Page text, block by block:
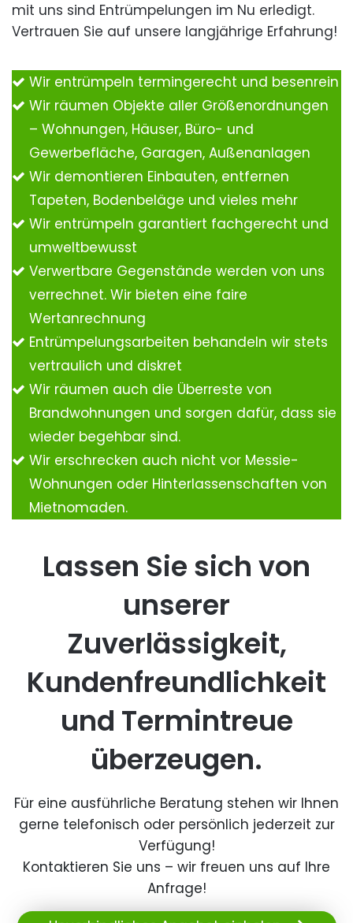
mit uns sind Entrümpelungen im Nu erledigt.
Vertrauen Sie auf unsere langjährige Erfahrung!
Wir entrümpeln termingerecht und besenrein
Wir räumen Objekte aller Größenordnungen
– Wohnungen, Häuser, Büro- und
Gewerbefläche, Garagen, Außenanlagen
Wir demontieren Einbauten, entfernen
Tapeten, Bodenbeläge und vieles mehr
Wir entrümpeln garantiert fachgerecht und
umweltbewusst
Verwertbare Gegenstände werden von uns
verrechnet. Wir bieten eine faire
Wertanrechnung
Entrümpelungsarbeiten behandeln wir stets
vertraulich und diskret
Wir räumen auch die Überreste von
Brandwohnungen und sorgen dafür, dass sie
wieder begehbar sind.
Wir erschrecken auch nicht vor Messie-
Wohnungen oder Hinterlassenschaften von
Mietnomaden.
Lassen Sie sich von
unserer
Zuverlässigkeit,
Kundenfreundlichkeit
und Termintreue
überzeugen.
Für eine ausführliche Beratung stehen wir Ihnen
gerne telefonisch oder persönlich jederzeit zur
Verfügung!
Kontaktieren Sie uns – wir freuen uns auf Ihre
Anfrage!